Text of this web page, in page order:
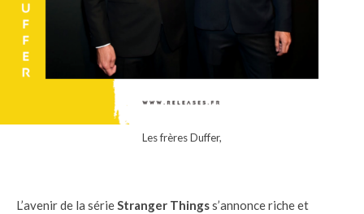
Les frères Duffer,
L’avenir de la sérieStranger Thingss’annonce riche et